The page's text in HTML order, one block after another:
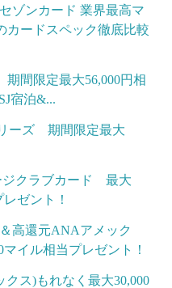
ゾンカード 業界最高マ
カードスペック徹底比較
間限定最大56,000円相
宿泊&...
ーズ 期間限定最大
ジクラブカード 最大
ゼント！
高還元ANAアメック
イル相当プレゼント！
ス)もれなく最大30,000